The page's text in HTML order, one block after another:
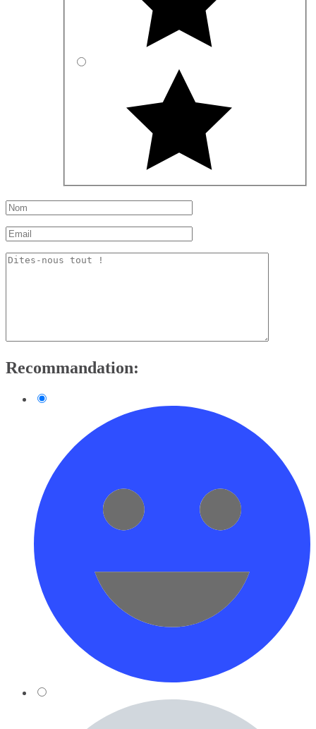
Recommandation: